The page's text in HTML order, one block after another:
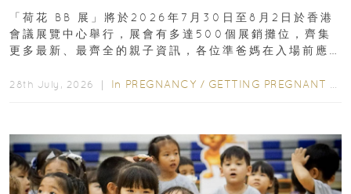
「荷花 BB 展」將於2026年7月30日至8月2日於香港
會議展覽中心舉行，展會有多達500個展銷攤位，齊集
更多最新、最齊全的親子資訊，各位準爸媽在入場前應
28th July, 2026 ｜ In PREGNANCY / GETTING PREGNANT